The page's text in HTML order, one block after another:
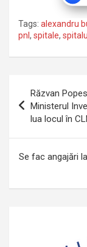
Tags: alexandru
pnl , spitale,
în
articole
Răzvan
Ministerul
lua locul în
Se fac angajări